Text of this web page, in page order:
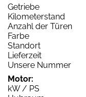
Getriebe
Kilometerstand
Anzahl der Türen
Farbe
Standort
Lieferzeit
Unsere Nummer
Motor:
kW / PS